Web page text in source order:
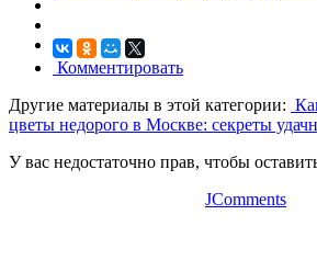
Комментировать
Другие материалы в этой категории:
цветы недорого в Москве: секреты
У вас недостаточно прав, чтобы
JComments